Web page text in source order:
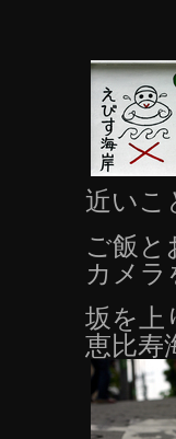
近いこ
ご飯と
カメラ
坂を上
恵比寿